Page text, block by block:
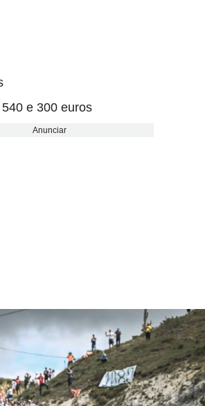
540 e 300 euros
Anunciar